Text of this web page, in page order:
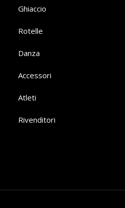
Ghiaccio
Rotelle
Danza
Accessori
Atleti
Rivenditori